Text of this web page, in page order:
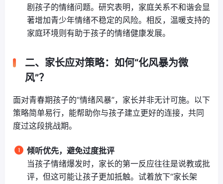
剧孩子的情绪问题。研究表明，家庭关系不和谐会显
著增加青少年情绪不稳定的风险。相反，温暖支持的
家庭环境则有助于孩子的情绪健康发展。
二、家长应对策略：如何“化风暴为微
风”？
面对青春期孩子的“情绪风暴”，家长并非无计可施。以下
策略简单易行，能帮助你与孩子建立更好的连接，共同
度过这段挑战期。
倾听优先，避免过度批评
当孩子情绪爆发时，家长的第一反应往往是说教或批
评，但这可能让孩子更加抵触。试着放下“家长架